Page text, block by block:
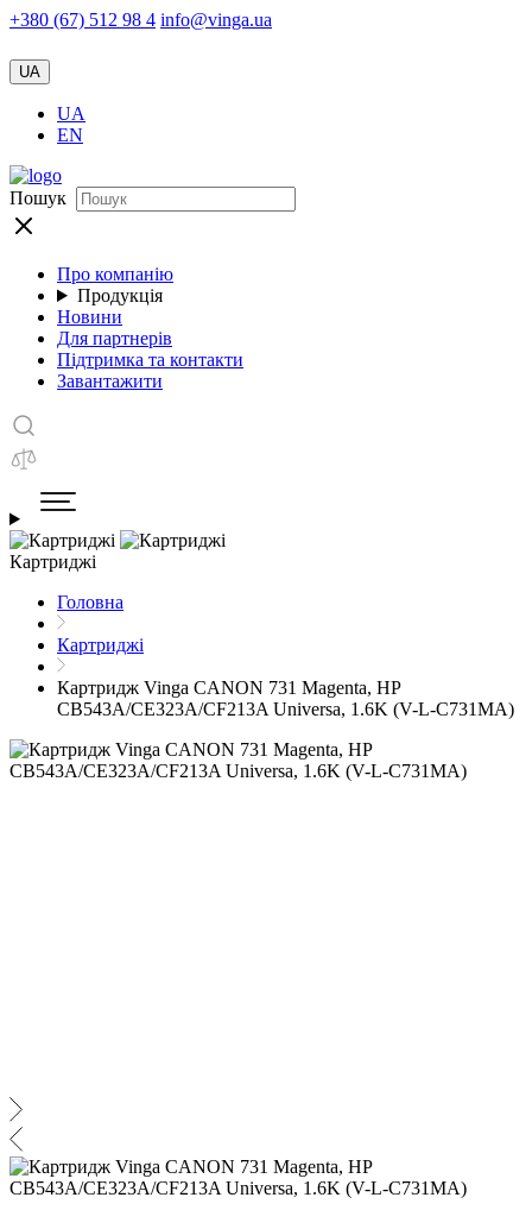
+380 (67) 512 98 4 info@vinga.ua
UA
UA
EN
Пошук
Про компанію
Продукція
Новини
Для партнерів
Підтримка та контакти
Завантажити
Картриджі
Головна
Картриджі
Картридж Vinga CANON 731 Magenta, HP
CB543A/CE323A/CF213A Universa, 1.6K (V-L-C731MA)